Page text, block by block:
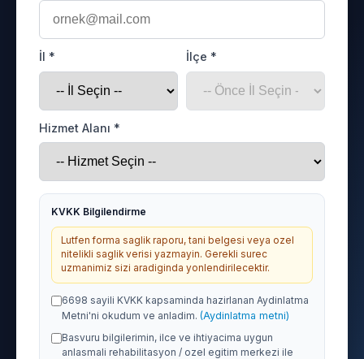
İl * İlçe *
Hizmet Alanı *
KVKK Bilgilendirme
Lutfen forma saglik raporu, tani belgesi veya ozel
nitelikli saglik verisi yazmayin. Gerekli surec
uzmanimiz sizi aradiginda yonlendirilecektir.
6698 sayili KVKK kapsaminda hazirlanan Aydinlatma
Metni'ni okudum ve anladim. (Aydinlatma metni)
Basvuru bilgilerimin, ilce ve ihtiyacima uygun
anlasmali rehabilitasyon / ozel egitim merkezi ile